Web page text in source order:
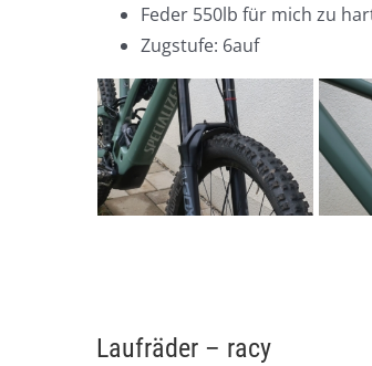
Feder 550lb für mich zu
Zugstufe: 6auf
Laufräder – racy